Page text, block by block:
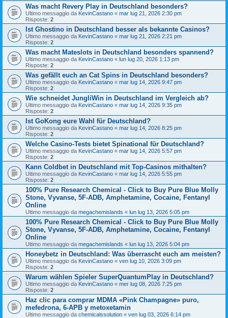
Was macht Revery Play in Deutschland besonders?
Ultimo messaggio da KevinCastano « mar lug 21, 2026 2:30 pm
Risposte: 2
Ist Ghostino in Deutschland besser als bekannte Casinos?
Ultimo messaggio da KevinCastano « mar lug 21, 2026 2:21 pm
Risposte: 2
Was macht Mateslots in Deutschland besonders spannend?
Ultimo messaggio da KevinCastano « lun lug 20, 2026 1:13 pm
Risposte: 2
Was gefällt euch an Cat Spins in Deutschland besonders?
Ultimo messaggio da KevinCastano « mar lug 14, 2026 9:47 pm
Risposte: 2
Wie schneidet JungliWin in Deutschland im Vergleich ab?
Ultimo messaggio da KevinCastano « mar lug 14, 2026 9:35 pm
Risposte: 2
Ist GoKong eure Wahl für Deutschland?
Ultimo messaggio da KevinCastano « mar lug 14, 2026 8:25 pm
Risposte: 2
Welche Casino-Tests bietet Spinational für Deutschland?
Ultimo messaggio da KevinCastano « mar lug 14, 2026 5:57 pm
Risposte: 2
Kann Coldbet in Deutschland mit Top-Casinos mithalten?
Ultimo messaggio da KevinCastano « mar lug 14, 2026 5:55 pm
Risposte: 2
100% Pure Research Chemical - Click to Buy Pure Blue Molly
Stone, Vyvanse, 5F-ADB, Amphetamine, Cocaine, Fentanyl
Online
Ultimo messaggio da megachemislands « lun lug 13, 2026 5:05 pm
100% Pure Research Chemical - Click to Buy Pure Blue Molly
Stone, Vyvanse, 5F-ADB, Amphetamine, Cocaine, Fentanyl
Online
Ultimo messaggio da megachemislands « lun lug 13, 2026 5:04 pm
Honeybetz in Deutschland: Was überrascht euch am meisten?
Ultimo messaggio da KevinCastano « ven lug 10, 2026 3:09 pm
Risposte: 2
Warum wählen Spieler SuperQuantumPlay in Deutschland?
Ultimo messaggio da KevinCastano « mer lug 08, 2026 7:25 pm
Risposte: 2
Haz clic para comprar MDMA «Pink Champagne» puro,
mefedrona, 6-APB y metoxetamin
Ultimo messaggio da chemicalssolution « ven lug 03, 2026 6:14 pm